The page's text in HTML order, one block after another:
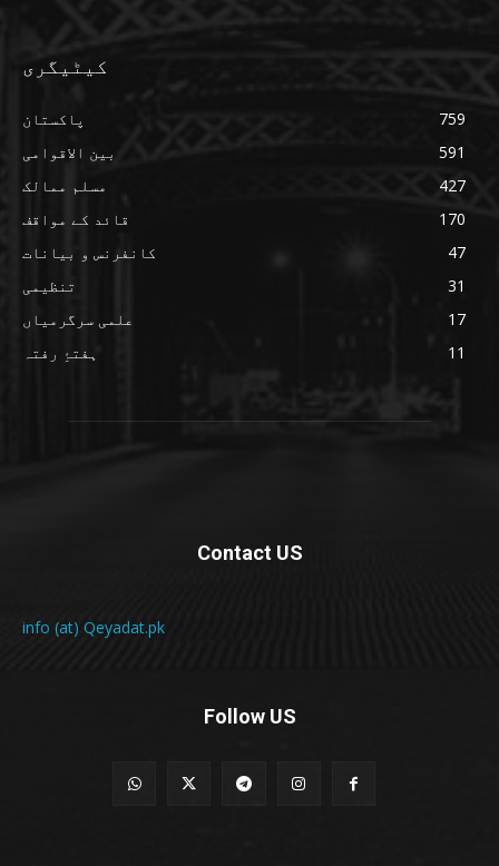
کیٹیگری
پاکستان
759
بین الاقوامی
591
مسلم ممالک
427
قائد کے مواقف
170
کانفرنس و بیانات
47
تنظیمی
31
علمی سرگرمیاں
17
ہفتۂِ رفتہ
11
Contact US
info (at) Qeyadat.pk
Follow US